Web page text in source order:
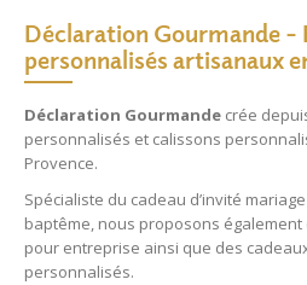
Déclaration Gourmande –
personnalisés artisanaux
Déclaration Gourmande crée
personnalisés et calissons
Provence.
Spécialiste du cadeau d’invité mariage
baptême, nous proposons également
pour entreprise ainsi que des
personnalisés.